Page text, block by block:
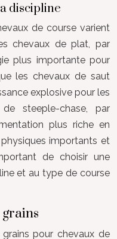
discipline
de course varient
chevaux de plat, par
plus importante pour
les chevaux de saut
explosive pour les
steeple-chase, par
plus riche en
importants et
de choisir une
et au type de course
pour chevaux de